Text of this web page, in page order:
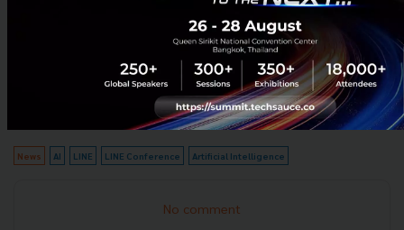
Smart Device Link (SDL) โดยจะวางขายประมาณช่วงฤดู
หนาวนี้ (เดือนธันวาคม 2018 - เดือนกุมภาพันธ์ 2019)
LINE Corporation
News AI LINE LINE Conference Artificial Intelligence
No comment